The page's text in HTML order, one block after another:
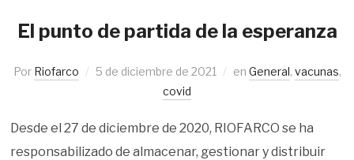
El punto de partida de la esperanza
Por Riofarco 5 de diciembre de 2021 en General, vacunas,
covid
Desde el 27 de diciembre de 2020, RIOFARCO se ha
responsabilizado de almacenar, gestionar y distribuir